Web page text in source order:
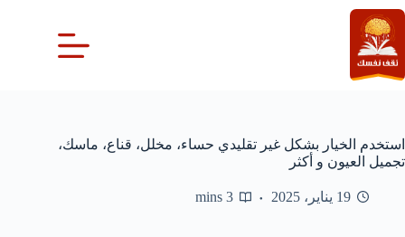
التجاوز
إلى
المحتوى
استخدم الخيار بشكل غير تقليدي حساء، مخلل، قناع، ماسك،
تجميل العيون و أكثر
19 يناير، 2025 3 mins